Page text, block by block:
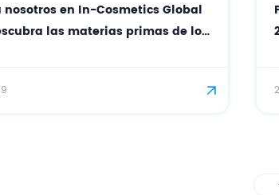
nosotros en In-Cosmetics Global
las materias primas de los